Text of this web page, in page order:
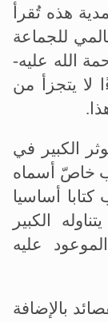
هذه تُقرأ
للجماعة
الله عليه-
لا يتجزأ من
الكبير في
خاصّ أسماه
كتابا أساسيا
الكبير
عليه
بالإضافة